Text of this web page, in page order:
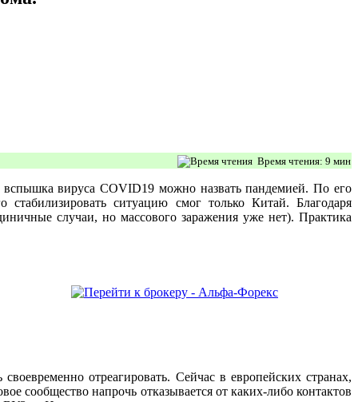
Время чтения: 9 мин
вируса COVID19 можно назвать пандемией. По его
ситуацию смог только Китай. Благодаря
случаи, но массового заражения уже нет). Практика
отреагировать. Сейчас в европейских странах,
сообщество напрочь отказывается от каких-либо контактов